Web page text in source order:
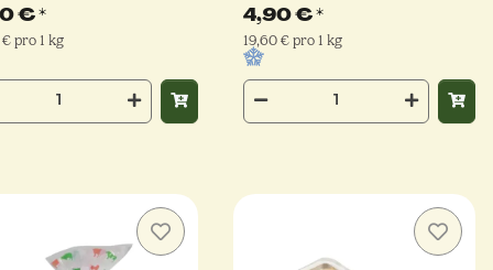
€*
€ pro 1 kg
Sorrentina
4,90 €*
19,60 € pro 1 kg